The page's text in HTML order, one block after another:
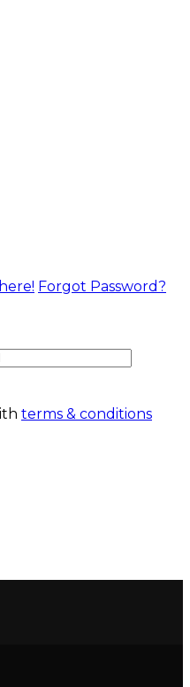
Forgot Password?
terms & conditions